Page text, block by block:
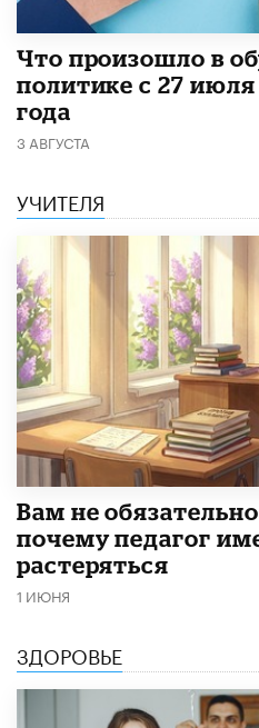
​Что произошло в
политике с 27 июля
года
3 АВГУСТА
УЧИТЕЛЯ
​Вам не
почему педагог
растеряться
1 ИЮНЯ
ЗДОРОВЬЕ